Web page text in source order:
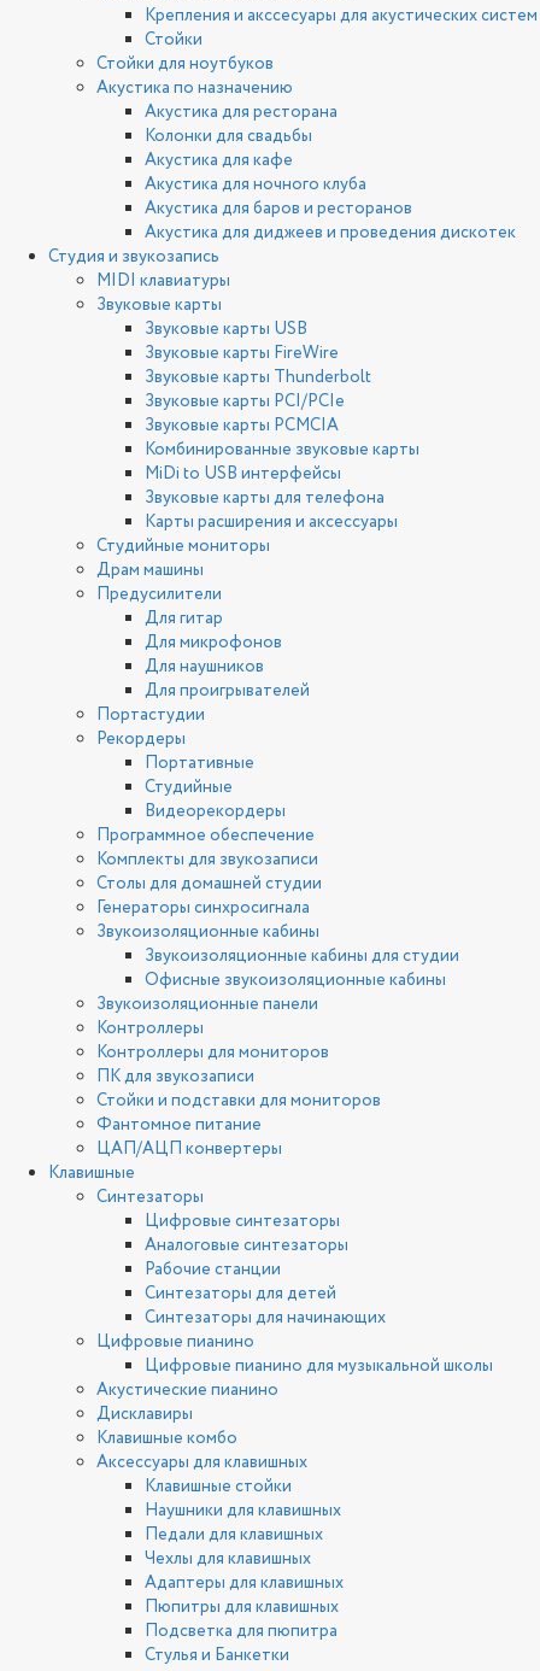
Крепления и акссесуары для акустических систем
Стойки
Стойки для ноутбуков
Акустика по назначению
Акустика для ресторана
Колонки для свадьбы
Акустика для кафе
Акустика для ночного клуба
Акустика для баров и ресторанов
Акустика для диджеев и проведения дискотек
Студия и звукозапись
MIDI клавиатуры
Звуковые карты
Звуковые карты USB
Звуковые карты FireWire
Звуковые карты Thunderbolt
Звуковые карты PCI/PCIe
Звуковые карты PCMCIA
Комбинированные звуковые карты
MiDi to USB интерфейсы
Звуковые карты для телефона
Карты расширения и аксессуары
Студийные мониторы
Драм машины
Предусилители
Для гитар
Для микрофонов
Для наушников
Для проигрывателей
Портастудии
Рекордеры
Портативные
Студийные
Видеорекордеры
Программное обеспечение
Комплекты для звукозаписи
Столы для домашней студии
Генераторы синхросигнала
Звукоизоляционные кабины
Звукоизоляционные кабины для студии
Офисные звукоизоляционные кабины
Звукоизоляционные панели
Контроллеры
Контроллеры для мониторов
ПК для звукозаписи
Стойки и подставки для мониторов
Фантомное питание
ЦАП/АЦП конвертеры
Клавишные
Синтезаторы
Цифровые синтезаторы
Аналоговые синтезаторы
Рабочие станции
Синтезаторы для детей
Синтезаторы для начинающих
Цифровые пианино
Цифровые пианино для музыкальной школы
Акустические пианино
Дисклавиры
Клавишные комбо
Аксессуары для клавишных
Клавишные стойки
Наушники для клавишных
Педали для клавишных
Чехлы для клавишных
Адаптеры для клавишных
Пюпитры для клавишных
Подсветка для пюпитра
Стулья и Банкетки